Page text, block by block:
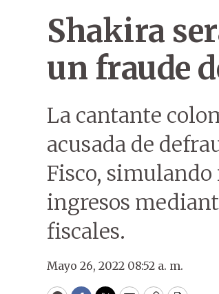
Shakira
un fraude
La cantante
acusada de
Fisco,
ingresos
fiscales.
Mayo 26, 2022 08:52 a. m.